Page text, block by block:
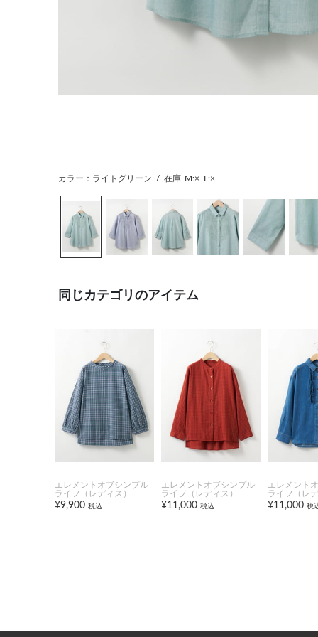
カラー：ライトグリーン / 在庫 M:× L:×
同じカテゴリのアイテム
エレメントオブシンプル
ライフ（レディス）
¥9,900 税込
エレメントオブシンプル
ライフ（レディス）
¥11,000 税込
エレメント
ライフ（レ
¥11,000 税